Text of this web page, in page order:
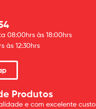
08:00hrs às 18:00hrs
às 12:30hrs
Produtos
e com excelente custo